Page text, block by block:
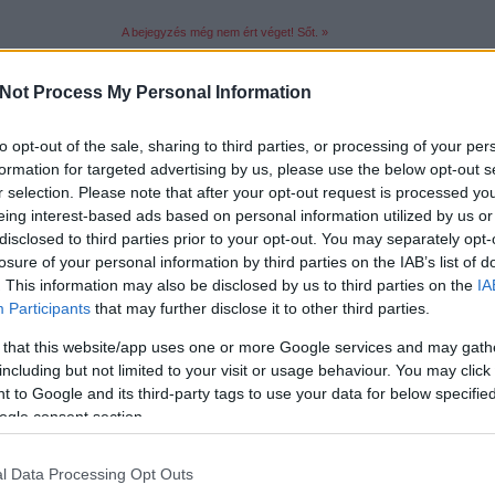
Process My Personal Information
opt-out of the sale, sharing to third parties, or processing of your
for targeted advertising by us, please use the below opt-out
selection. Please note that after your opt-out request is processed
interest-based ads based on personal information utilized by us
to third parties prior to your opt-out. You may separately
of your personal information by third parties on the IAB’s list of
This information may also be disclosed by us to third parties on the
Participants that may further disclose it to other third parties.
that this website/app uses one or more Google services and may
but not limited to your visit or usage behaviour. You may
to Google and its third-party tags to use your data for below
consent section.
Data Processing Opt Outs
nem tudod
kattints!
A bejegyzés még nem ért véget! Sőt. »
14komment
Címkék: licenc film alien transformers die hard ghostbusters back to